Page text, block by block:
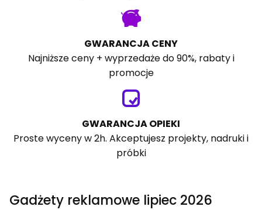
GWARANCJA CENY
Najniższe ceny + wyprzedaże do 90%, rabaty i
promocje
GWARANCJA OPIEKI
Proste wyceny w 2h. Akceptujesz projekty, nadruki i
próbki
Gadżety reklamowe lipiec 2026